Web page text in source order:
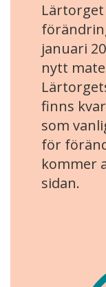
januari
nytt
finns
som
för
kommer
sidan.